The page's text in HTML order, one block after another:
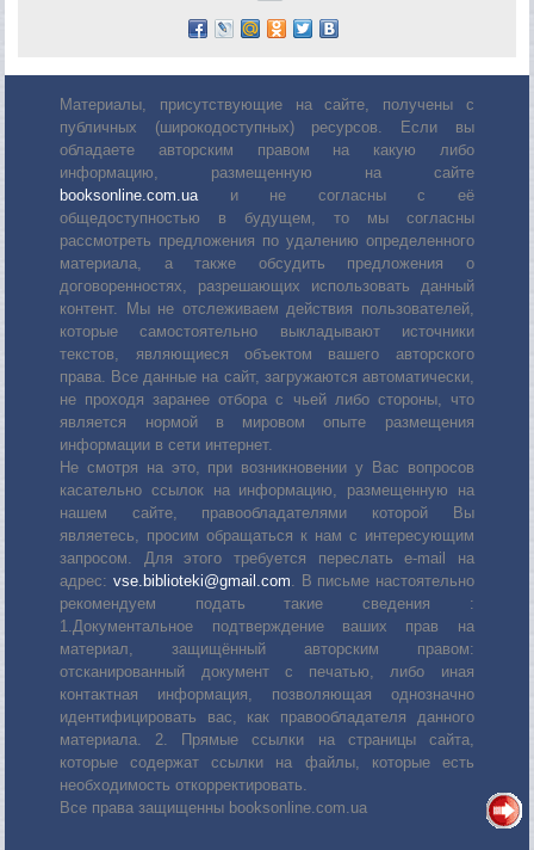
Материалы, присутствующие на сайте, получены с
публичных (широкодоступных) ресурсов. Если вы
обладаете авторским правом на какую либо
информацию, размещенную на сайте
booksonline.com.uaи не согласны с её
общедоступностью в будущем, то мы согласны
рассмотреть предложения по удалению определенного
материала, а также обсудить предложения о
договоренностях, разрешающих использовать данный
контент. Мы не отслеживаем действия пользователей,
которые самостоятельно выкладывают источники
текстов, являющиеся объектом вашего авторского
права. Все данные на сайт, загружаются автоматически,
не проходя заранее отбора с чьей либо стороны, что
является нормой в мировом опыте размещения
информации в сети интернет.
Не смотря на это, при возникновении у Вас вопросов
касательно ссылок на информацию, размещенную на
нашем сайте, правообладателями которой Вы
являетесь, просим обращаться к нам с интересующим
запросом. Для этого требуется переслать е-mail на
адрес: vse.biblioteki@gmail.com. В письме настоятельно
рекомендуем подать такие сведения :
1.Документальное подтверждение ваших прав на
материал, защищённый авторским правом:
отсканированный документ с печатью, либо иная
контактная информация, позволяющая однозначно
идентифицировать вас, как правообладателя данного
материала. 2. Прямые ссылки на страницы сайта,
которые содержат ссылки на файлы, которые есть
необходимость откорректировать.
Все права защищенны booksonline.com.ua